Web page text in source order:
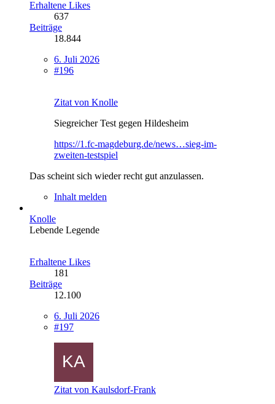
Erhaltene Likes
637
Beiträge
18.844
6. Juli 2026
#196
Zitat von Knolle
Siegreicher Test gegen Hildesheim
https://1.fc-magdeburg.de/news…sieg-im-
zweiten-testspiel
Das scheint sich wieder recht gut anzulassen.
Inhalt melden
Knolle
Lebende Legende
Erhaltene Likes
181
Beiträge
12.100
6. Juli 2026
#197
Zitat von Kaulsdorf-Frank